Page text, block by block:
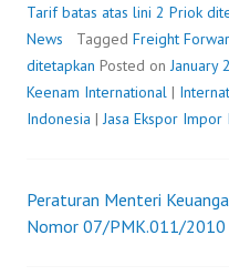
Tarif batas atas lini 2 Priok
News
Tagged Freight
ditetapkan Posted onJanuary
Keenam International |
Indonesia |Jasa Ekspor Impor
Post
Peraturan Menteri
Nomor 07/PMK.011/2010